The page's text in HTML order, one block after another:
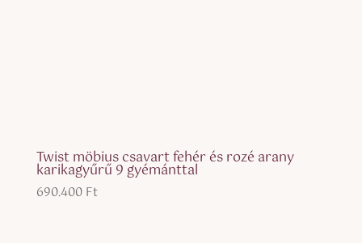
Twist möbius csavart fehér és rozé arany
karikagyűrű 9 gyémánttal
690.400 Ft